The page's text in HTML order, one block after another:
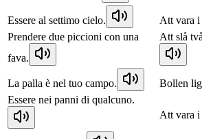
Essere al settimo cielo.
Att vara i
Prendere due piccioni con una
fava.
Att slå
La palla è nel tuo campo.
Bollen
Essere nei panni di qualcuno.
Att vara i